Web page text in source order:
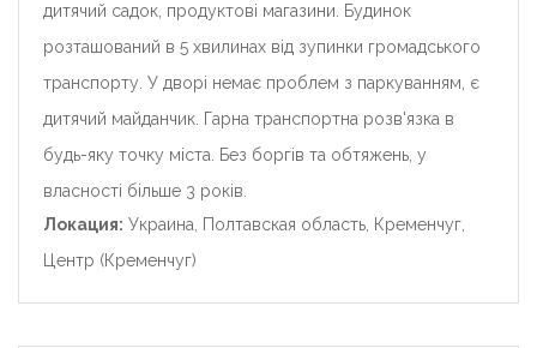
дитячий садок, продуктові магазини. Будинок
розташований в 5 хвилинах від зупинки громадського
транспорту. У дворі немає проблем з паркуванням, є
дитячий майданчик. Гарна транспортна розв'язка в
будь-яку точку міста. Без боргів та обтяжень, у
власності більше 3 років.
Локация: Украина, Полтавская область, Кременчуг,
Центр (Кременчуг)